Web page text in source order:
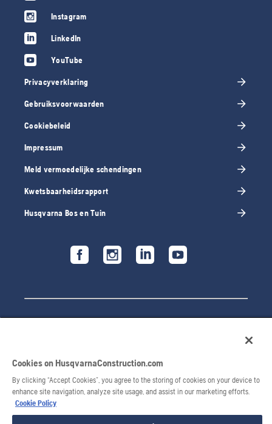
Instagram
LinkedIn
YouTube
Privacyverklaring
Gebruiksvoorwaarden
Cookiebeleid
Impressum
Meld vermoedelijke schendingen
Kwetsbaarheidsrapport
Husqvarna Bos en Tuin
© 2026 Husqvarna AB. All rights reserved.
Cookies on HusqvarnaConstruction.com
By clicking “Accept Cookies”, you agree to the storing of cookies on your device to
enhance site navigation, analyze site usage, and assist in our marketing efforts.
Cookie Policy